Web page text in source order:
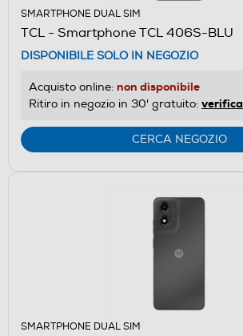
SMARTPHONE DUAL SIM
TCL - Smartphone TCL 406S-BLU
DISPONIBILE SOLO IN NEGOZIO
Acquisto online: non disponibile
Ritiro in negozio in 30' gratuito: verifica
CERCA NEGOZIO
SMARTPHONE DUAL SIM